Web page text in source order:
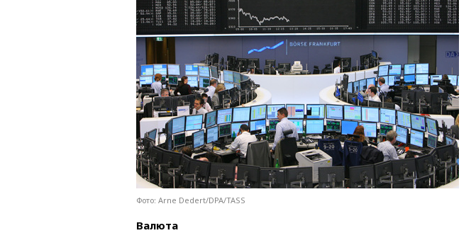
Фото: Arne Dedert/DPA/TASS
Валюта